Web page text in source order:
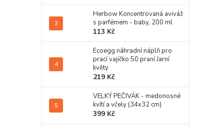
Herbow Koncentrovaná aviváž
s parfémem - baby, 200 ml
113 Kč
Ecoegg náhradní náplň pro
prací vajíčko 50 praní Jarní
květy
219 Kč
VELKÝ PEČIVÁK - medonosné
kvítí a včely (34x32 cm)
399 Kč